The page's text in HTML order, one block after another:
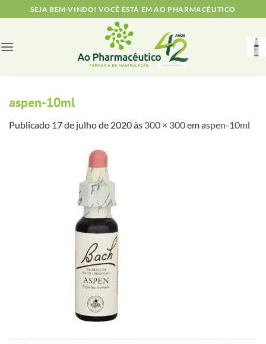
to
SEJA BEM-VINDO! VOCÊ ESTÁ EM AO PHARMACÊUTICO
aspen-10ml
Publicado 17 de julho de 2020às 300 × 300emaspen-10ml